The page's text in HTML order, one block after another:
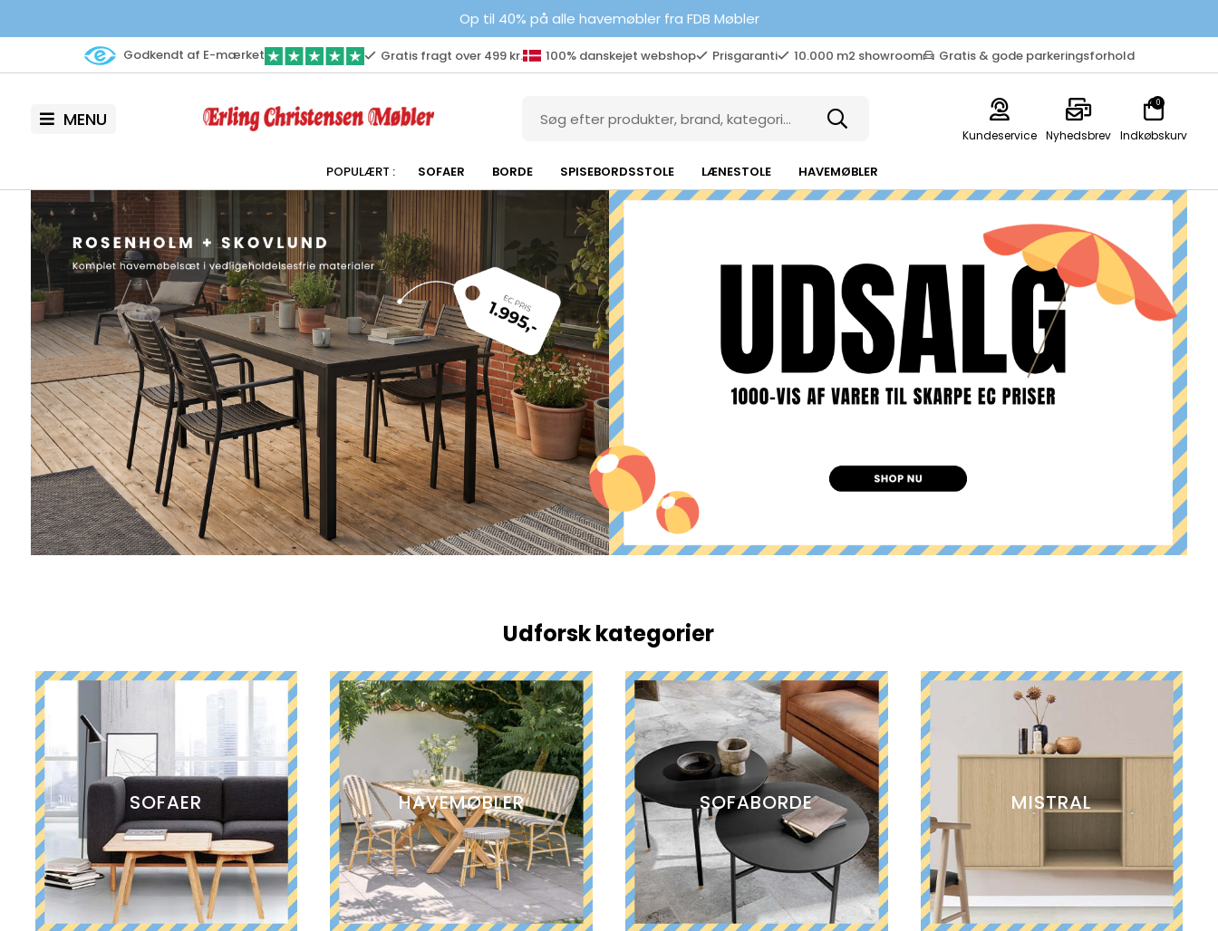
Op til 40% på alle havemøbler fra FDB Møbler
Godkendt af E-mærket Gratis fragt over 499 kr. 100% danskejet webshop Prisgaranti 10.000 m2 showroom Gratis & gode parkeringsforhold
MENU
Kundeservice Nyhedsbrev Indkøbskurv
0
SOFAER BORDE SPISEBORDSSTOLE LÆNESTOLE HAVEMØBLER
Udforsk kategorier
SOFAER HAVEMØBLER SOFABORDE MISTRAL